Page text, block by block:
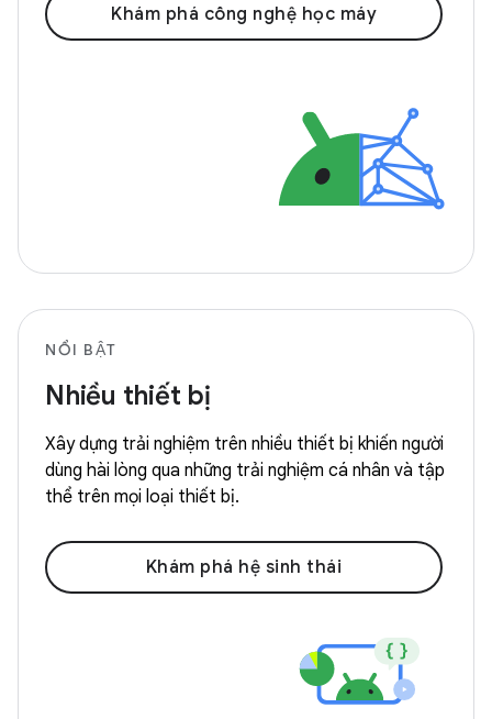
Khám phá công nghệ học máy
NỔI BẬT
Nhiều thiết bị
Xây dựng trải nghiệm trên nhiều thiết bị khiến người
dùng hài lòng qua những trải nghiệm cá nhân và tập
thể trên mọi loại thiết bị.
Khám phá hệ sinh thái